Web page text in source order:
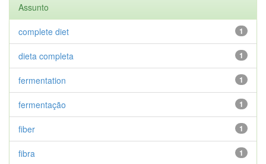
Assunto
1
complete diet
1
dieta completa
1
fermentation
1
fermentação
1
fiber
1
fibra